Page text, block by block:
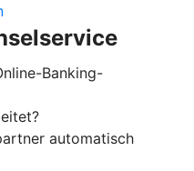
Banking-
automatisch